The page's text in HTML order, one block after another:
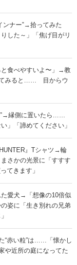
ンナー”→拾ってみた
た～」「焦げ目がリ
食べやすいよ〜」→教
てみると…… 目からウ
”→縁側に置いたら……
」「諦めてください」
』Tシャツ→輪
さかの光景に「すすす
てきます」
た愛犬→「想像の10倍似
姿に「生き別れの兄弟
“赤い粒”は……「懐かし
や近所の庭になってた